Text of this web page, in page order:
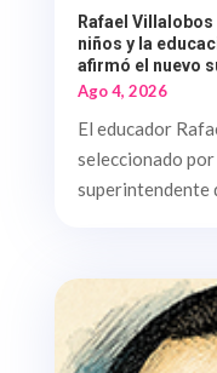
Rafael
niños y la
afirmó el nuevo
Ago 4, 2026
El educador
seleccionado
superintendente